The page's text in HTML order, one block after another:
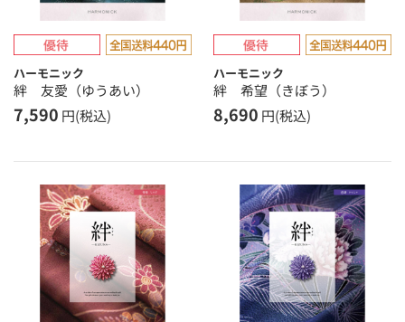
ハーモニック
絆 友愛（ゆうあい）
7,590 円(税込)
ハーモニック
絆 希望（きぼう）
8,690 円(税込)